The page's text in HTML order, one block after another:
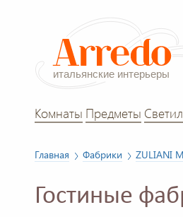
Комнаты Предметы
Главная Фабрики ZULIANI
Гостиные